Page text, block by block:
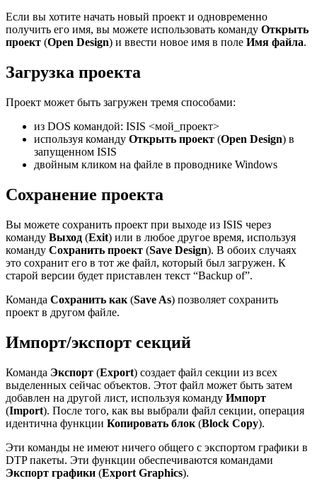
Если вы хотите начать новый проект и одновременно
получить его имя, вы можете использовать команду Открыть
проект (Open Design) и ввести новое имя в поле Имя файла.
Загрузка проекта
Проект может быть загружен тремя способами:
из DOS командой: ISIS <мой_проект>
используя команду Открыть проект (Open Design) в
запущенном ISIS
двойным кликом на файле в проводнике Windows
Сохранение проекта
Вы можете сохранить проект при выходе из ISIS через
команду Выход (Exit) или в любое другое время, используя
команду Сохранить проект (Save Design). В обоих случаях
это сохранит его в тот же файл, который был загружен. К
старой версии будет приставлен текст “Backup of”.
Команда Сохранить как (Save As) позволяет сохранить
проект в другом файле.
Импорт/экспорт секций
Команда Экспорт (Export) создает файл секции из всех
выделенных сейчас объектов. Этот файл может быть затем
добавлен на другой лист, используя команду Импорт
(Import). После того, как вы выбрали файл секции, операция
идентична функции Копировать блок (Block Copy).
Эти команды не имеют ничего общего с экспортом графики в
DTP пакеты. Эти функции обеспечиваются командами
Экспорт графики (Export Graphics).